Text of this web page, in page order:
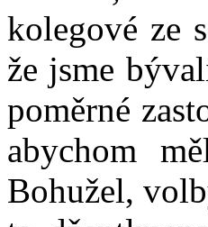
kolegové ze
že jsme
poměrné
abychom
Bohužel,